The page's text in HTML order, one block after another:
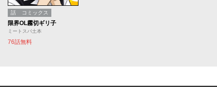
話 コミックス
限界OL霧切ギリ子
ミートスパ土本
76話無料